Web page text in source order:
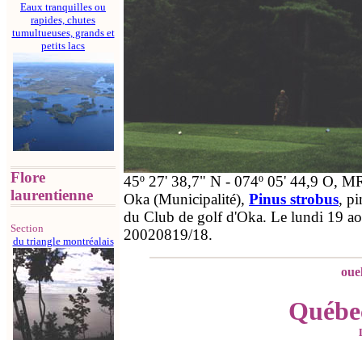
Eaux tranquilles ou
rapides, chutes
tumultueuses, grands et
petits lacs
Flore
laurentienne
Section
du triangle montréalais
45º 27' 38,7" N - 074º 05' 44,9 O,
Oka (Municipalité), Pinus strobus,
du Club de golf d'Oka. Le lundi 19
20020819/18.